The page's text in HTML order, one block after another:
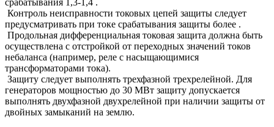
срабатывания 1,3-1,4 .
Контроль неисправности токовых цепей защиты следует
предусматривать при токе срабатывания защиты более .
Продольная дифференциальная токовая защита должна быть
осуществлена с отстройкой от переходных значений токов
небаланса (например, реле с насыщающимися
трансформаторами тока).
Защиту следует выполнять трехфазной трехрелейной. Для
генераторов мощностью до 30 МВт защиту допускается
выполнять двухфазной двухрелейной при наличии защиты от
двойных замыканий на землю.